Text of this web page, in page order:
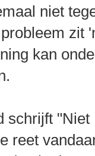
niet
zit
kan
schrijft
reet